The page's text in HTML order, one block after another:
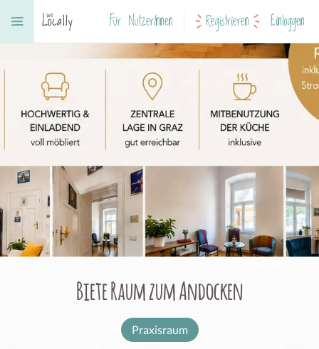
Für NutzerInnen Registrieren Einloggen
Biete Raum zum Andocken
Praxisraum